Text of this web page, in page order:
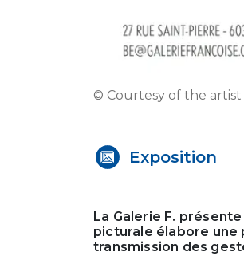
© Courtesy of the artist
Exposition
La Galerie F.
picturale élabore
transmission des